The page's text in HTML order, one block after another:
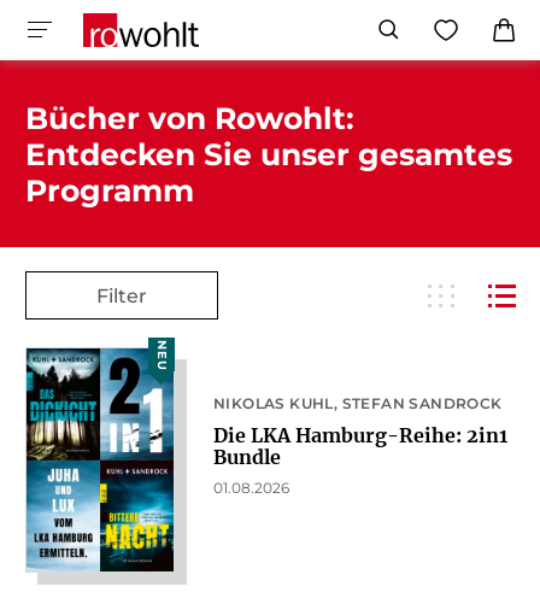
Bücher von Rowohlt:
Entdecken Sie unser gesamtes
Programm
Filter
NEU
NIKOLAS KUHL STEFAN SANDROCK
Die LKA Hamburg-Reihe: 2in1
Bundle
01.08.2026